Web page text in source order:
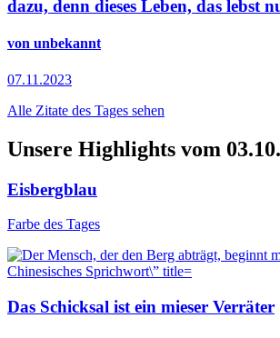
dazu, denn dieses Leben, das lebst
von unbekannt
07.11.2023
Alle Zitate des Tages sehen
Unsere Highlights vom
Eisbergblau
Farbe des Tages
Das Schicksal ist ein mieser Verräter